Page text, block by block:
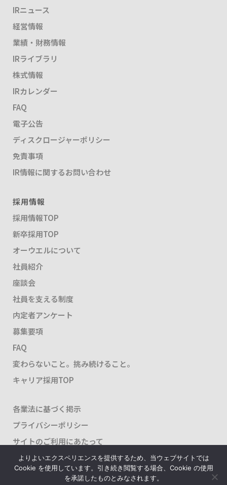
IRニュース
経営情報
業績・財務情報
IRライブラリ
株式情報
IRカレンダー
FAQ
電子公告
ディスクロージャーポリシー
免責事項
IR情報に関するお問い合わせ
採用情報
採用情報TOP
新卒採用TOP
オーウエルについて
社員紹介
座談会
社員を支える制度
内定者アンケート
募集要項
FAQ
変わらないこと。挑み続けること。
キャリア採用TOP
各業法に基づく掲示
プライバシーポリシー
サイトのご利用にあたって
よりよいエクスペリエンスを提供するため、当ウェブサイトでは
Cookie を使用しています。引き続き閲覧する場合、Cookie の使用
を承諾したものとみなされます。